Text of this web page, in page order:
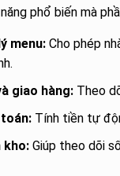
phổ biến mà
menu:Cho phép
giao hàng:Theo
Tính tiền tự
kho:Giúp theo dõi